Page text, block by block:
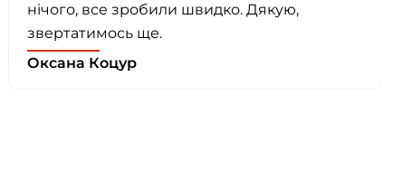
нічого, все зробили швидко. Дякую,
звертатимось ще.
Оксана Коцур